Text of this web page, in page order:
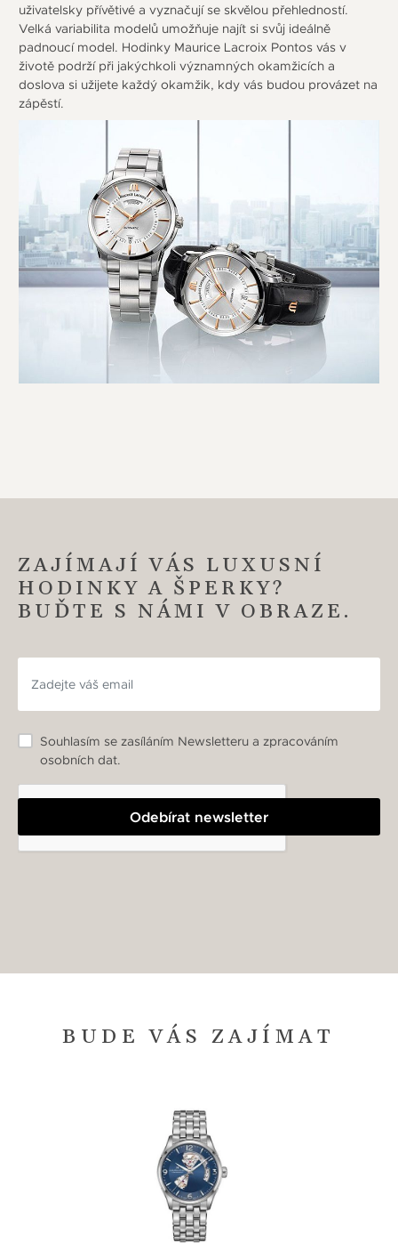
uživatelsky přívětivé a vyznačují se skvělou přehledností.
Velká variabilita modelů umožňuje najít si svůj ideálně
padnoucí model. Hodinky Maurice Lacroix Pontos vás v
životě podrží při jakýchkoli významných okamžicích a
doslova si užijete každý okamžik, kdy vás budou provázet na
zápěstí.
ZAJÍMAJÍ VÁS LUXUSNÍ
HODINKY A ŠPERKY?
BUĎTE S NÁMI V OBRAZE.
Odebírat newsletter
Souhlasím se zasíláním Newsletteru a zpracováním
osobních dat.
BUDE VÁS ZAJÍMAT